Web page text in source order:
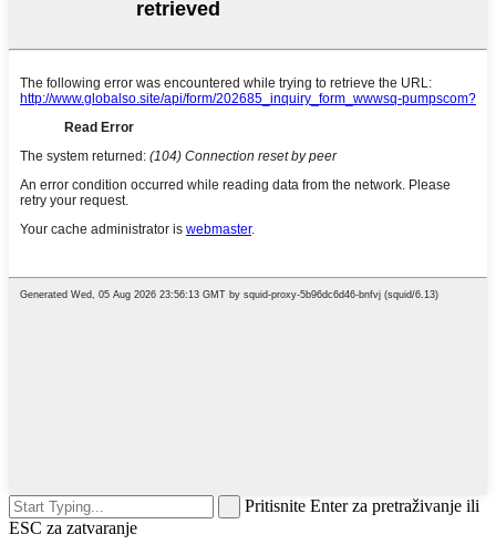
Pritisnite Enter za pretraživanje ili
ESC za zatvaranje